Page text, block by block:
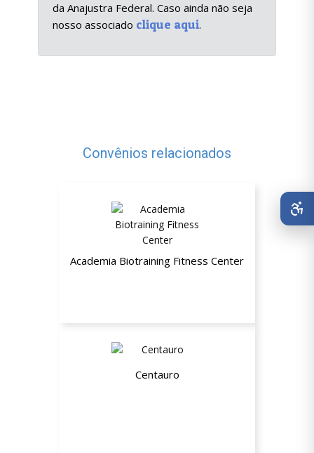
da Anajustra Federal. Caso ainda não seja
nosso associado clique aqui.
Convênios relacionados
Academia Biotraining Fitness Center
Centauro